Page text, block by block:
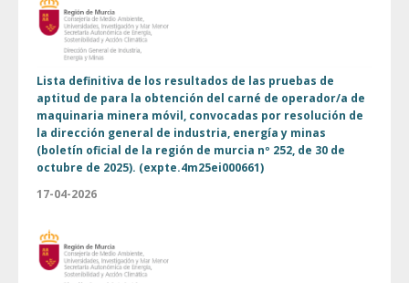
Lista definitiva de los resultados de las pruebas de
aptitud de para la obtención del carné de operador/a de
maquinaria minera móvil, convocadas por resolución de
la dirección general de industria, energía y minas
(boletín oficial de la región de murcia nº 252, de 30 de
octubre de 2025). (expte.4m25ei000661)
17-04-2026